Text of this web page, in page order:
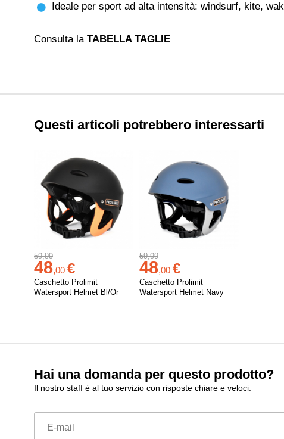
Ideale per sport ad alta intensità: windsurf, kite,
Consulta la TABELLA TAGLIE
Questi articoli potrebbero interessarti
59,99
48,00 €
Caschetto Prolimit
Watersport Helmet Bl/Or
59,99
48,00 €
Caschetto Prolimit
Watersport Helmet Navy
Hai una domanda per questo prodotto?
Il nostro staff è al tuo servizio con risposte chiare e veloci.
E-mail